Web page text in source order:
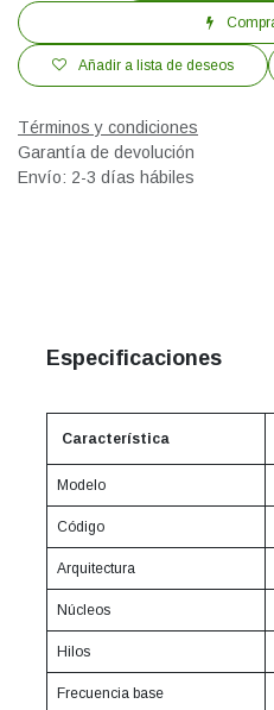
Añadir a lista de deseos
Términos y condiciones
Garantía de devolución
Envío: 2-3 días hábiles
Especificaciones
Característica
Modelo
Código
Arquitectura
Núcleos
Hilos
Frecuencia base